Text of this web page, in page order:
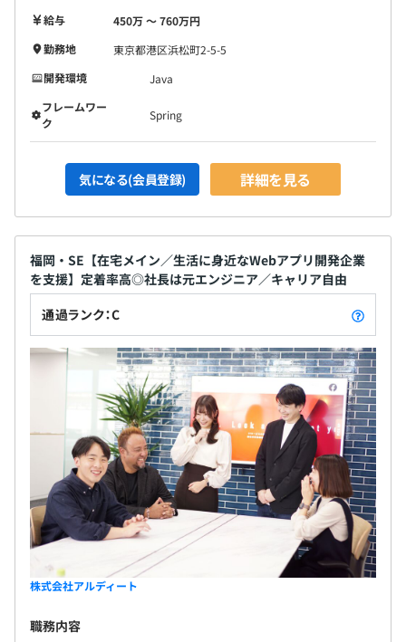
給与
450万 〜 760万円
勤務地
東京都港区浜松町2-5-5
開発環境
Java
フレームワー
ク
Spring
気になる(会員登録) 詳細を見る
福岡・SE【在宅メイン／生活に身近なWebアプリ開発企業
を支援】定着率高◎社長は元エンジニア／キャリア自由
通過ランク：C
株式会社アルディート
職務内容